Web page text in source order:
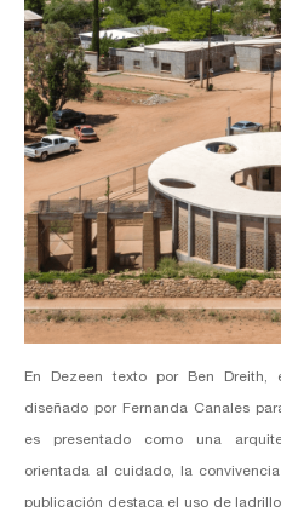
En Dezeen texto por Ben Dreith,
diseñado por Fernanda Canales
es presentado como una
orientada al cuidado, la
publicación destaca el uso de